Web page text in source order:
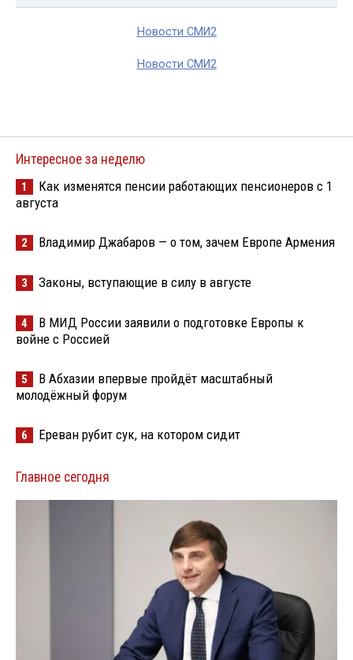
Новости СМИ2
Новости СМИ2
Интересное за неделю
1
Как изменятся пенсии работающих пенсионеров с 1
августа
2 Владимир Джабаров — о том, зачем Европе Армения
3 Законы, вступающие в силу в августе
4
В МИД России заявили о подготовке Европы к
войне с Россией
5
В Абхазии впервые пройдёт масштабный
молодёжный форум
6 Ереван рубит сук, на котором сидит
Главное сегодня